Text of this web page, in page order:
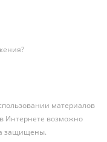
материалов
Интернете возможно
защищены.